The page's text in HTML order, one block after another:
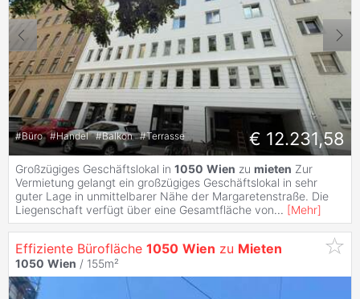
#Büro #Handel #Balkon #Terrasse € 12.231,58
Großzügiges Geschäftslokal in 1050 Wien zu mieten Zur
Vermietung gelangt ein großzügiges Geschäftslokal in sehr
guter Lage in unmittelbarer Nähe der Margaretenstraße. Die
Liegenschaft verfügt über eine Gesamtfläche von... [Mehr]
Effiziente Bürofläche 1050 Wien zu Mieten
1050 Wien / 155m²